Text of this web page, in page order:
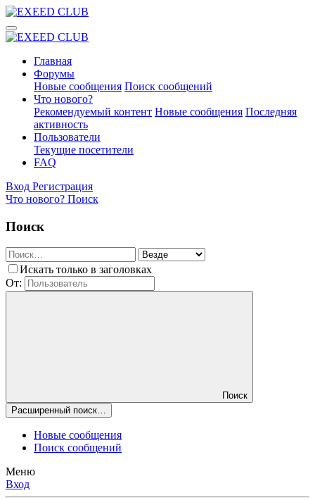
Главная
Форумы
Новые сообщения Поиск сообщений
Что нового?
Рекомендуемый контент Новые сообщения Последняя
активность
Пользователи
Текущие посетители
FAQ
Вход Регистрация
Что нового? Поиск
Поиск
Искать только в заголовках
От:
Поиск
Расширенный поиск…
Новые сообщения
Поиск сообщений
Меню
Вход